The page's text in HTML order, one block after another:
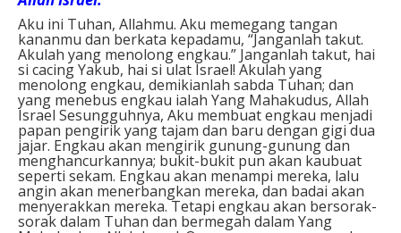
Aku ini Tuhan, Allahmu. Aku memegang tangan
kananmu dan berkata kepadamu, “Janganlah takut.
Akulah yang menolong engkau.” Janganlah takut, hai
si cacing Yakub, hai si ulat Israel! Akulah yang
menolong engkau, demikianlah sabda Tuhan; dan
yang menebus engkau ialah Yang Mahakudus, Allah
Israel Sesungguhnya, Aku membuat engkau menjadi
papan pengirik yang tajam dan baru dengan gigi dua
jajar. Engkau akan mengirik gunung-gunung dan
menghancurkannya; bukit-bukit pun akan kaubuat
seperti sekam. Engkau akan menampi mereka, lalu
angin akan menerbangkan mereka, dan badai akan
menyerakkan mereka. Tetapi engkau akan bersorak-
sorak dalam Tuhan dan bermegah dalam Yang